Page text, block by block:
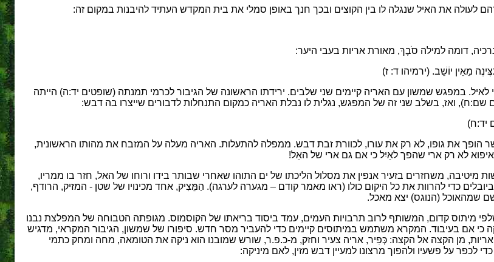
לעולה את האיל שנגלה לו בין הקוצים ובכך חנך באופן סמלי את בית המקדש העתיד להיבנות במקום זה:
דומה למילה סֹבֶךְ, מאורת אריות בעבי היער:
מֵאֵין יוֹשֵׁב. (ירמיהו ד: ז)
לאיל. במפגש שמשון עם האריה קיימים שני שלבים. ירידתו הראשונה של הגיבור לכרמי תמנתה (שופטים יד:ה) הייתה
ואז, בשלב שני זה של המפגש, נגלית לו נבלת האריה כמקום התנחלות לדבורים שייצרו בה דבש:
יד:ח)
הופך את גופו, לא רק את עורו, לכוורת זבת דבש. ממפלה להתעלות. האריה מעלה על המזבח את מהותו הראשונית,
לא רק ארי שהפך לאַיִל כי אם גם ארי של האֵל!
משחזרים בזעיר אנפין את מסלול הליכתו של ים התוהו שאחרי שבותר בידו ורוחו של האל, חזר בו ממריו,
כדי להרוות את כל היקום כולו (ראו מאמר קודם – מגערה לערגה). הַמֵּצִיק, אחד מכינויו של שטן - המזיק, הרודף,
שמהאוכל (הנוגס) יצא מאכל.
מיתוס קדום, המשותף לרוב תרבויות העמים, עמד ביסוד בריאתו של הקוסמוס. מגופתה הטבוחה של המפלצת נבנו
כי אם בעיבוד. המקרא משתמש במיתוסים קיימים כדי להעביר מסר חדש. סיפורו של שמשון, הגיבור המקראי, מדגיש
מן הקצה אל הקצה: כְּפִיר, אריה צעיר וחזק, מ-כ.פ.ר, שורש שמובנו הוא ניקה את הטומאה, מחה ומחק כתמי
לכפר על פשעיו ולהפוך מרצונו למעיין דבש מזין, לאם מיניקה: